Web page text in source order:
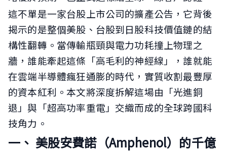
這不單是一家台股上市公司的擴產公告，它背後
揭示的是整個美股、台股到日股科技價值鏈的結
構性翻轉。當傳輸瓶頸與電力功耗撞上物理之
牆，誰能牽起這條「高毛利的神經線」，誰就能
在雲端半導體瘋狂通膨的時代，實質收割最豐厚
的資本紅利。本文將深度拆解這場由「光進銅
退」與「超高功率重電」交織而成的全球跨國科
技角力。
一、 美股安費諾（Amphenol）的千億